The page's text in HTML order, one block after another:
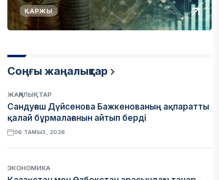
ҚАРЖЫ
Соңғы жаңалықтар
ЖАҢАЛЫҚТАР
Сандуғаш Дүйсенова Бажкенованың ақпаратты
қалай бұрмалағанын айтып берді
06 ТАМЫЗ, 2026
ЭКОНОМИКА